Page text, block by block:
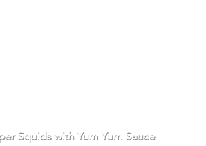
Squids with Yum Yum Sauce